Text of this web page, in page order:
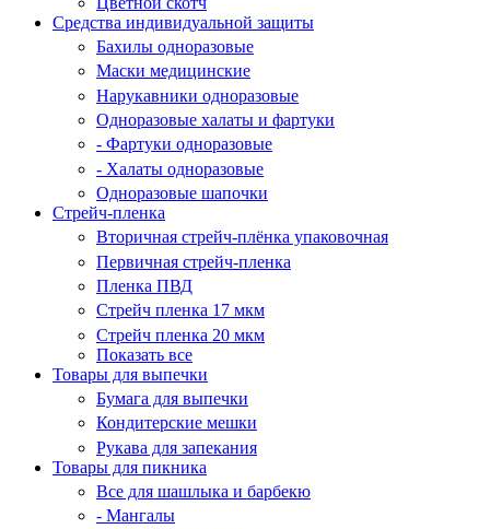
Средства индивидуальной защиты
Бахилы одноразовые
Маски медицинские
Нарукавники одноразовые
Одноразовые халаты и фартуки
- Фартуки одноразовые
- Халаты одноразовые
Одноразовые шапочки
Стрейч-пленка
Вторичная стрейч-плёнка упаковочная
Первичная стрейч-пленка
Пленка ПВД
Стрейч пленка 17 мкм
Стрейч пленка 20 мкм
Показать все
Товары для выпечки
Бумага для выпечки
Кондитерские мешки
Рукава для запекания
Товары для пикника
Все для шашлыка и барбекю
- Мангалы